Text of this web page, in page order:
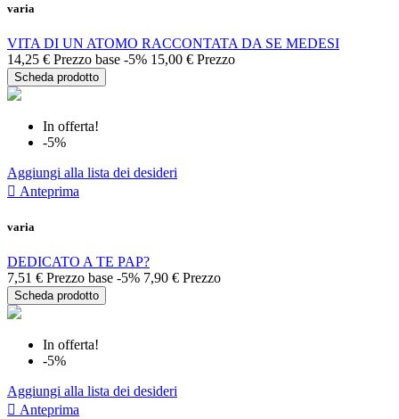
varia
VITA DI UN ATOMO RACCONTATA DA SE MEDESI
14,25 € Prezzo base -5% 15,00 € Prezzo
Scheda prodotto
In offerta!
-5%
Aggiungi alla lista dei desideri
 Anteprima
varia
DEDICATO A TE PAP?
7,51 € Prezzo base -5% 7,90 € Prezzo
Scheda prodotto
In offerta!
-5%
Aggiungi alla lista dei desideri
 Anteprima